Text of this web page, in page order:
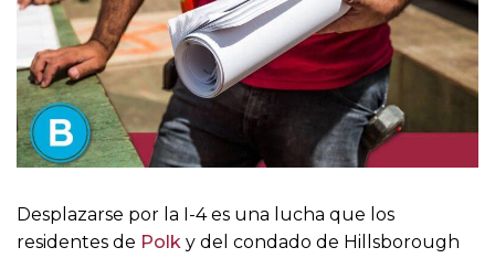
Desplazarse por la I-4 es una lucha que los
residentes de Polk y del condado de Hillsborough